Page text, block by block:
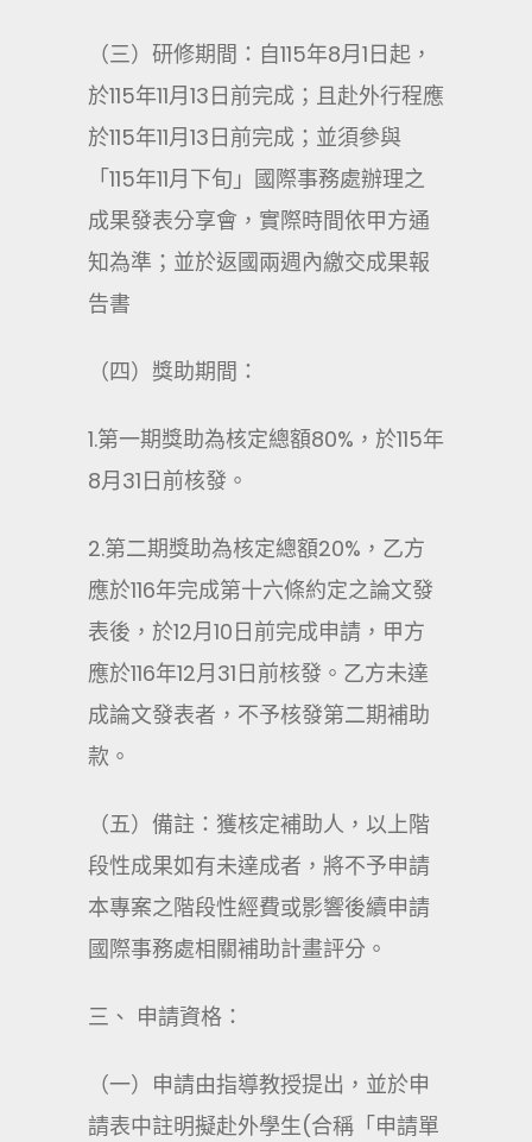
（三）研修期間：自115年8月1日起，
於115年11月13日前完成；且赴外行程應
於115年11月13日前完成；並須參與
「115年11月下旬」國際事務處辦理之
成果發表分享會，實際時間依甲方通
知為準；並於返國兩週內繳交成果報
告書
（四）獎助期間：
1.第一期獎助為核定總額80%，於115年
8月31日前核發。
2.第二期獎助為核定總額20%，乙方
應於116年完成第十六條約定之論文發
表後，於12月10日前完成申請，甲方
應於116年12月31日前核發。乙方未達
成論文發表者，不予核發第二期補助
款。
（五）備註：獲核定補助人，以上階
段性成果如有未達成者，將不予申請
本專案之階段性經費或影響後續申請
國際事務處相關補助計畫評分。
三、 申請資格：
（一）申請由指導教授提出，並於申
請表中註明擬赴外學生(合稱「申請單